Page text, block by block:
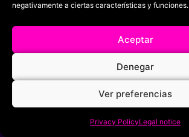
negativamente a ciertas características y funciones.
Aceptar
Denegar
Ver preferencias
Privacy PolicyLegal notice